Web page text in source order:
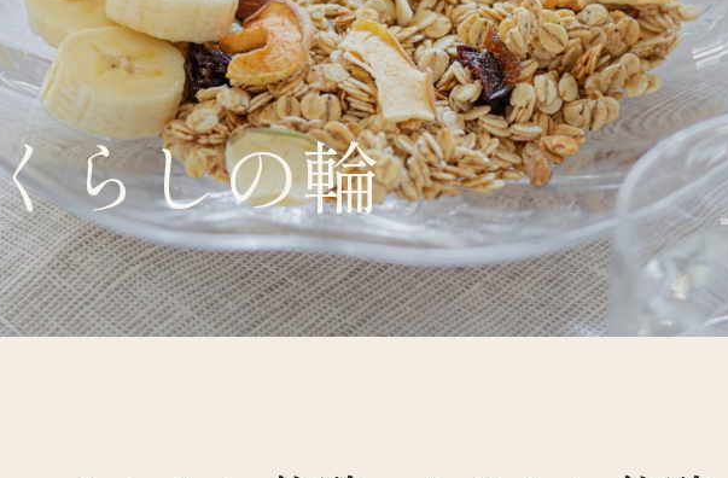
くらすわとは
らしの輪